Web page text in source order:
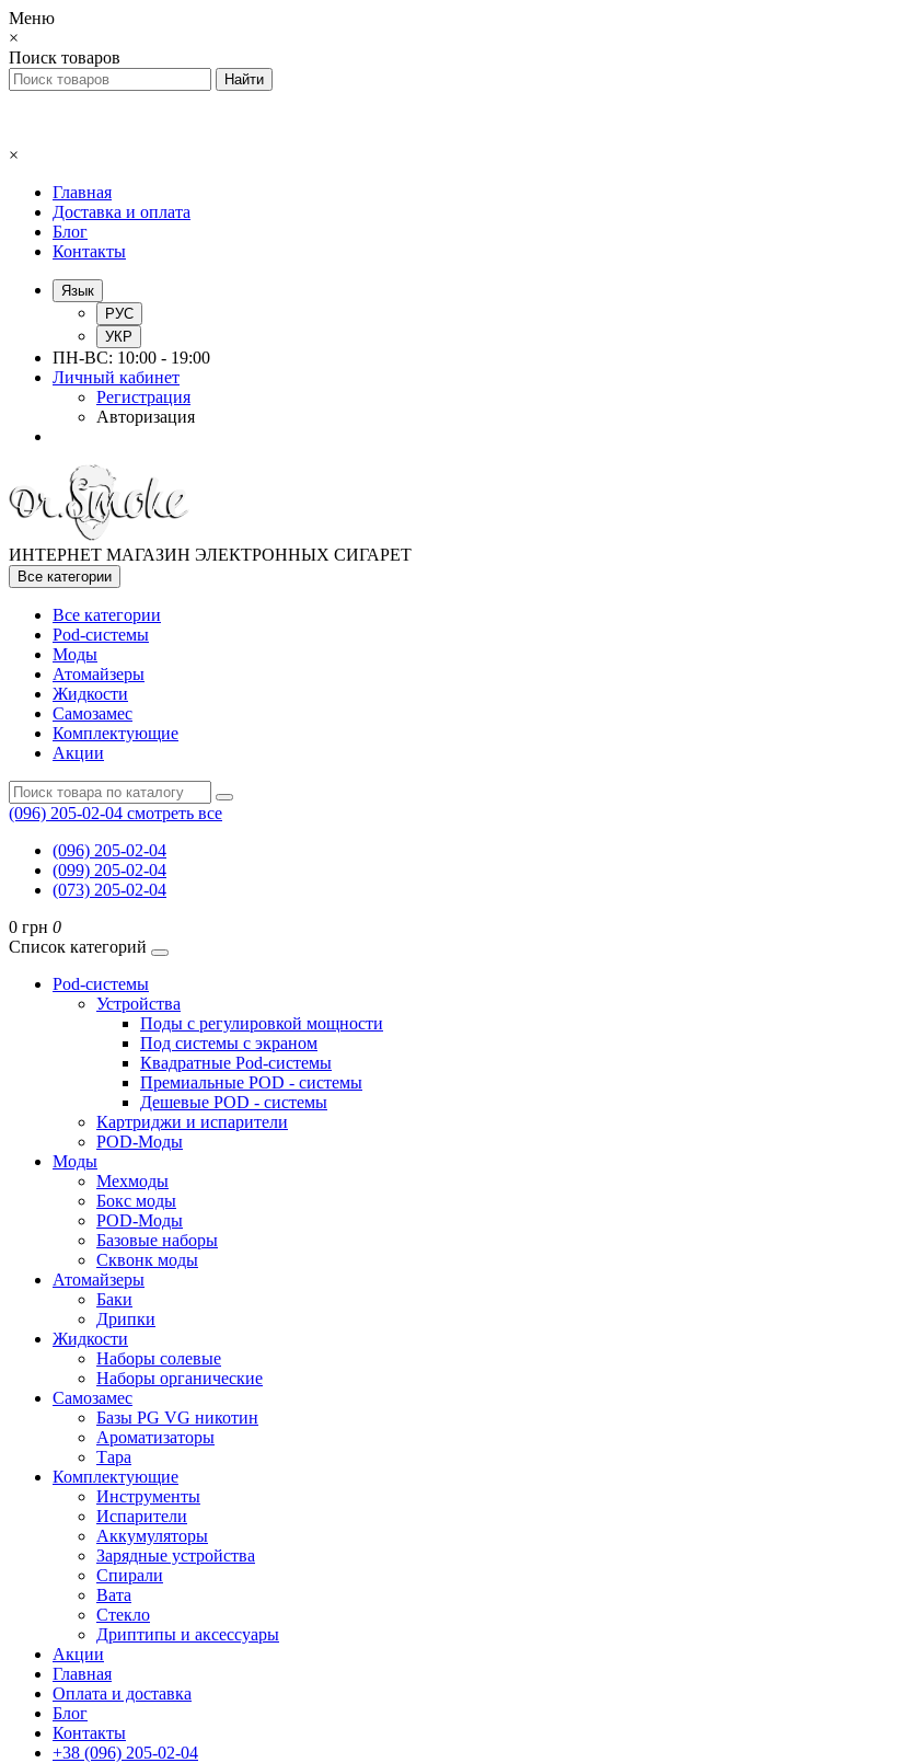
Меню
×
Поиск товаров
×
Главная
Доставка и оплата
Блог
Контакты
Язык
РУС
УКР
ПН-ВС: 10:00 - 19:00
Личный кабинет
Регистрация
Авторизация
ИНТЕРНЕТ МАГАЗИН ЭЛЕКТРОННЫХ СИГАРЕТ
Все категории
Все категории
Pod-системы
Моды
Атомайзеры
Жидкости
Самозамес
Комплектующие
Акции
(096) 205-02-04 смотреть все
(096) 205-02-04
(099) 205-02-04
(073) 205-02-04
0 грн 0
Список категорий
Pod-системы
Устройства
Поды с регулировкой мощности
Под системы с экраном
Квадратные Pod-системы
Премиальные POD - системы
Дешевые POD - системы
Картриджи и испарители
POD-Моды
Моды
Мехмоды
Бокс моды
POD-Моды
Базовые наборы
Сквонк моды
Атомайзеры
Баки
Дрипки
Жидкости
Наборы солевые
Наборы органические
Самозамес
Базы PG VG никотин
Ароматизаторы
Тара
Комплектующие
Инструменты
Испарители
Аккумуляторы
Зарядные устройства
Спирали
Вата
Стекло
Дриптипы и аксессуары
Акции
Главная
Оплата и доставка
Блог
Контакты
+38 (096) 205-02-04